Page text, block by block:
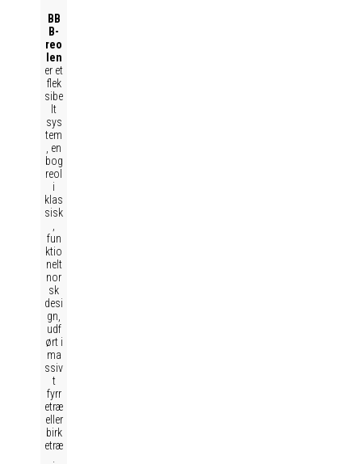
BB
B-
reo
len
er et
flek
sibe
lt
sys
tem
, en
bog
reol
i
klas
sisk
fun
ktio
nelt
nor
sk
desi
gn,
udf
ørt i
ma
ssiv
t
fyrr
etræ
eller
birk
etræ